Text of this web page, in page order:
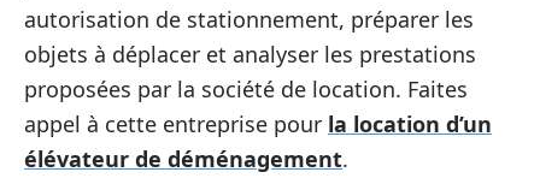
autorisation de stationnement, préparer les
objets à déplacer et analyser les prestations
proposées par la société de location. Faites
appel à cette entreprise pour la location d’un
élévateur de déménagement.